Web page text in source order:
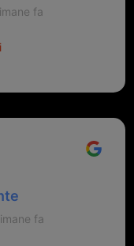
fa
fa